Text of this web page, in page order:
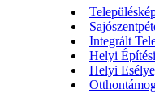
Integrált
Helyi
Helyi